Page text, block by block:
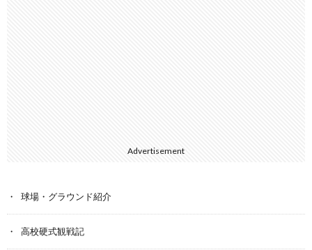
Advertisement
球場・グラウンド紹介
高校硬式観戦記